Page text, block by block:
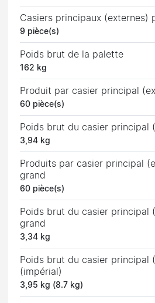
Casiers principaux (externes)
9 pièce(s)
Poids brut de la palette
162 kg
Produit par casier principal
60 pièce(s)
Poids brut du casier principal
3,94 kg
Produits par casier principal
grand
60 pièce(s)
Poids brut du casier principal
grand
3,34 kg
Poids brut du casier principal
(impérial)
3,95 kg (8.7 kg)